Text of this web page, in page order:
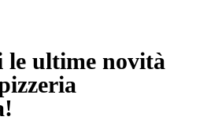
le ultime novità